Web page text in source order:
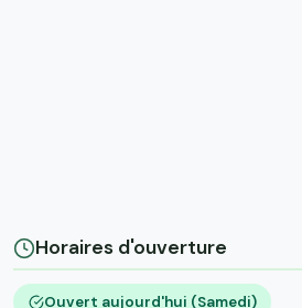
Horaires d'ouverture
Ouvert aujourd'hui (Samedi)